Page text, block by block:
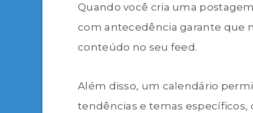
Quando você cria uma
com antecedência garante que
conteúdo no seu feed.
Além disso, um calendário
tendências e temas